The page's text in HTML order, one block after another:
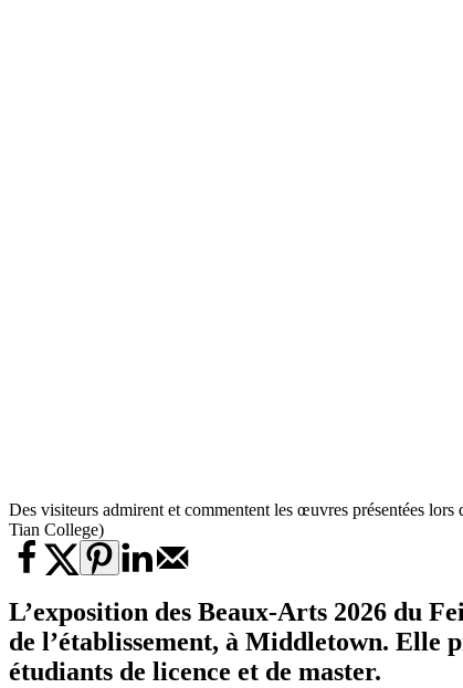
Des visiteurs admirent et commentent les œuvres présentées
Tian College)
L’exposition des Beaux-Arts 2026 du
de l’établissement, à Middletown. Elle
étudiants de licence et de master.